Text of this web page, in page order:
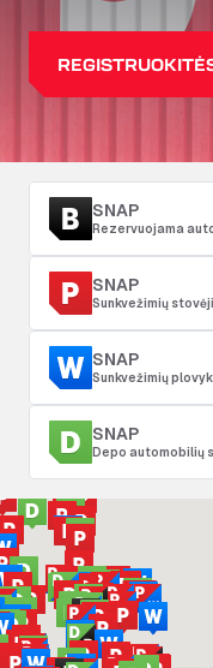
SNAP
Rezervuojama
SNAP
Sunkvežimių
SNAP
Sunkvežimių
SNAP
Depo automobilių